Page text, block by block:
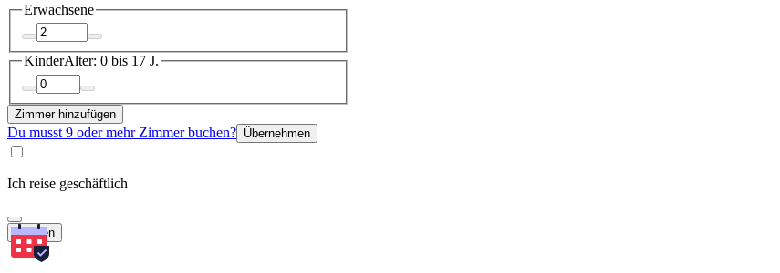
Erwachsene
KinderAlter: 0 bis 17 J.
Zimmer hinzufügen
Du musst 9 oder mehr Zimmer buchen? Übernehmen
Ich reise geschäftlich
Suchen